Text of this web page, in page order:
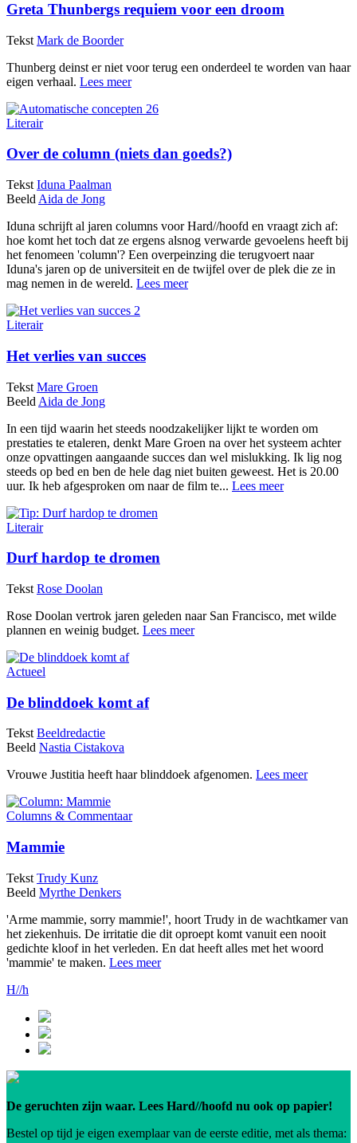
Greta Thunbergs requiem voor een droom
Tekst Mark de Boorder
Thunberg deinst er niet voor terug een onderdeel te worden van haar
eigen verhaal. Lees meer
Literair
Over de column (niets dan goeds?)
Tekst Iduna Paalman
Beeld Aida de Jong
Iduna schrijft al jaren columns voor Hard//hoofd en vraagt zich af:
hoe komt het toch dat ze ergens alsnog verwarde gevoelens heeft bij
het fenomeen 'column'? Een overpeinzing die terugvoert naar
Iduna's jaren op de universiteit en de twijfel over de plek die ze in
mag nemen in de wereld. Lees meer
Literair
Het verlies van succes
Tekst Mare Groen
Beeld Aida de Jong
In een tijd waarin het steeds noodzakelijker lijkt te worden om
prestaties te etaleren, denkt Mare Groen na over het systeem achter
onze opvattingen aangaande succes dan wel mislukking. Ik lig nog
steeds op bed en ben de hele dag niet buiten geweest. Het is 20.00
uur. Ik heb afgesproken om naar de film te... Lees meer
Literair
Durf hardop te dromen
Tekst Rose Doolan
Rose Doolan vertrok jaren geleden naar San Francisco, met wilde
plannen en weinig budget. Lees meer
Actueel
De blinddoek komt af
Tekst Beeldredactie
Beeld Nastia Cistakova
Vrouwe Justitia heeft haar blinddoek afgenomen. Lees meer
Columns & Commentaar
Mammie
Tekst Trudy Kunz
Beeld Myrthe Denkers
'Arme mammie, sorry mammie!', hoort Trudy in de wachtkamer van
het ziekenhuis. De irritatie die dit oproept komt vanuit een nooit
gedichte kloof in het verleden. En dat heeft alles met het woord
'mammie' te maken. Lees meer
H//h
De geruchten zijn waar. Lees Hard//hoofd nu ook op papier!
Bestel op tijd je eigen exemplaar van de eerste editie, met als thema: